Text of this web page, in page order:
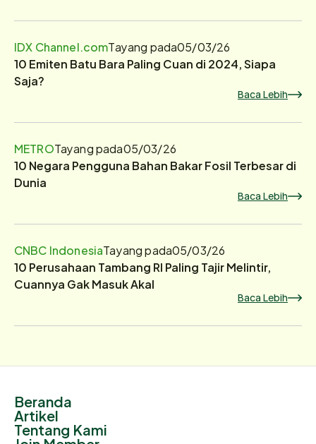
IDX Channel.comTayang pada05/03/26
10 Emiten Batu Bara Paling Cuan di 2024, Siapa
Saja?
Baca Lebih
METROTayang pada05/03/26
10 Negara Pengguna Bahan Bakar Fosil Terbesar di
Dunia
Baca Lebih
CNBC IndonesiaTayang pada05/03/26
10 Perusahaan Tambang RI Paling Tajir Melintir,
Cuannya Gak Masuk Akal
Baca Lebih
Beranda
Artikel
Tentang Kami